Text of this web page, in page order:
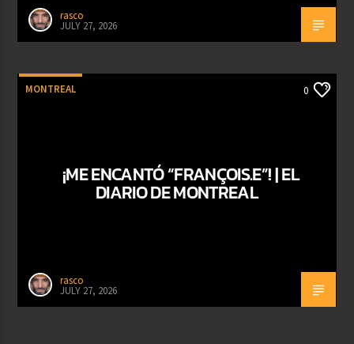
rasco
JULY 27, 2026
MONTREAL 0
¡ME ENCANTÓ “FRANÇOIS.E”! | EL
DIARIO DE MONTREAL
rasco
JULY 27, 2026